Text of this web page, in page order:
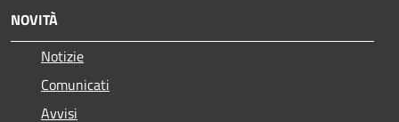
NOVITÀ
Notizie
Comunicati
Avvisi